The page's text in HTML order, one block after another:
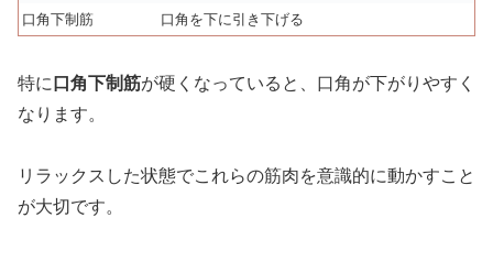
口角下制筋
口角を下に引き下げる
特に 口角下制筋が硬くなっていると、口角が下がりやすく
なります。
リラックスした状態でこれらの筋肉を意識的に動かすこと
が大切です。